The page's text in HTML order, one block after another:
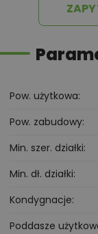
Pow. użytkowa
Pow. zabudowy
Min. szer. działki
Min. dł. działki
Kondygnacje
Poddasze